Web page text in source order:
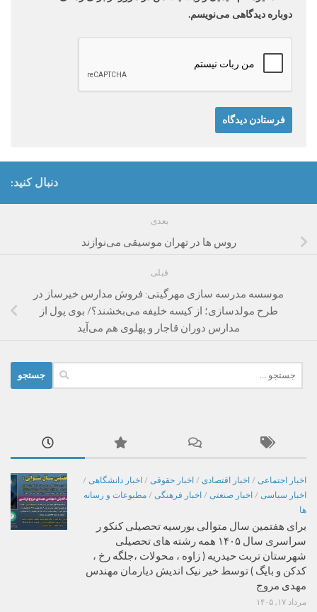
دوباره دیدگاهی می‌نویسم.
دنبال کنید:
بعدی
روس ها در تهران موسیقی می‌نوازند
قبلی
موسسه‌ مدرسه سازی مهرگیتی: فروش مدارس خیرساز در
طرح مولدسازی؛ از کیسه خلیفه می‌بخشند؟/ بوی پول از
مدارس دوران قاجار و پهلوی هم می‌آید
برای:
اخبار اجتماعی / اخبار اقتصادی / اخبار حقوقی / اخبار دانشگاهی /
اخبار سیاسی / اخبار صنعتی / اخبار فرهنگی / مطبوعات و رسانه
ها
برای هفتمین سال متوالی بورسیه تحصیلی کنکو ر
سراسری سال ۱۴۰۵ همه رشته های تحصیلی
شهرستان تربت حیدریه ( زاوه ، محولات ،جلگه رخ ،
کدکن و بایگ ) توسط خیر نیک اندیش دیارمان مهندس
مهدی مروج
مرداد ۱۷, ۱۴۰۵